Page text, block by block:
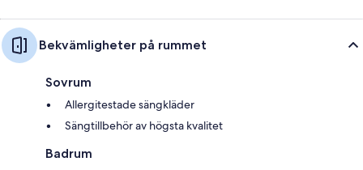
Bekvämligheter på rummet
Sovrum
Allergitestade sängkläder
Sängtillbehör av högsta kvalitet
Badrum